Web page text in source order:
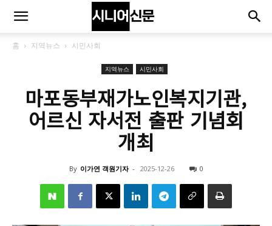
홈 지역뉴스 시민사회
지역뉴스 시민사회
마포동부재가노인복지기관,
어르신 자서전 출판 기념회
개최
By 이가연 객원기자 - 2025-12-26 0